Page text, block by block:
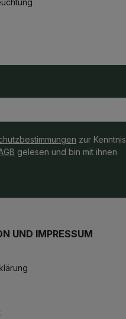
zur Kenntnis
gelesen und bin mit ihnen
UND IMPRESSUM